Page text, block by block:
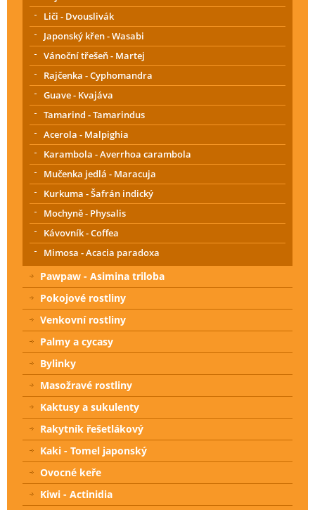
Liči - Dvouslivák
Japonský křen - Wasabi
Vánoční třešeň - Martej
Rajčenka - Cyphomandra
Guave - Kvajáva
Tamarind - Tamarindus
Acerola - Malpighia
Karambola - Averrhoa carambola
Mučenka jedlá - Maracuja
Kurkuma - Šafrán indický
Mochyně - Physalis
Kávovník - Coffea
Mimosa - Acacia paradoxa
Pawpaw - Asimina triloba
Pokojové rostliny
Venkovní rostliny
Palmy a cycasy
Bylinky
Masožravé rostliny
Kaktusy a sukulenty
Rakytník řešetlákový
Kaki - Tomel japonský
Ovocné keře
Kiwi - Actinidia